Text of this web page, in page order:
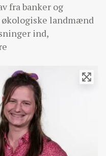
fra banker og
landmænd
ind,